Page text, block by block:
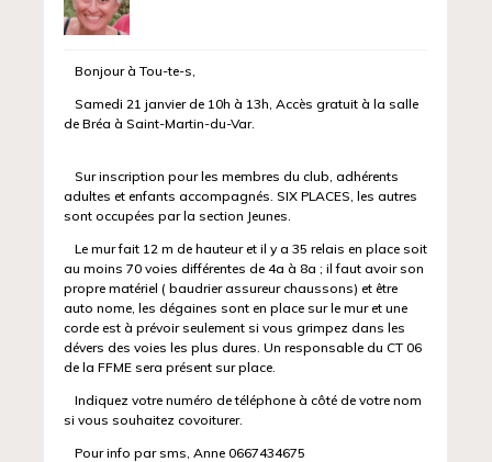
Bonjour à Tou-te-s,
Samedi21 janvier de 10h à 13h, Accès gratuit à la salle
de Bréa à Saint-Martin-du-Var.
Sur inscription pour les membres du club, adhérents
adultes et enfants accompagnés. SIX PLACES, les autres
sont occupées par la section Jeunes.
Le mur fait 12 m de hauteur et il y a 35 relais en place soit
au moins 70 voies différentes de 4a à 8a ; il faut avoir son
propre matériel ( baudrier assureur chaussons) et être
auto nome, les dégaines sont en place sur le mur et une
corde est à prévoir seulement si vous grimpez dans les
dévers des voies les plus dures. Un responsable du CT 06
de la FFME sera présent sur place.
Indiquez votre numéro de téléphone à côté de votre nom
si vous souhaitez covoiturer.
Pour info par sms, Anne 0667434675